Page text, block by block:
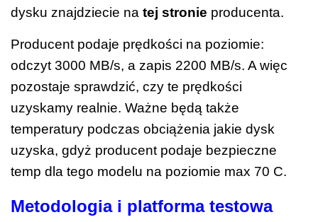
dysku znajdziecie na tej stronie producenta.
Producent podaje prędkości na poziomie:
odczyt 3000 MB/s, a zapis 2200 MB/s. A więc
pozostaje sprawdzić, czy te prędkości
uzyskamy realnie. Ważne będą także
temperatury podczas obciążenia jakie dysk
uzyska, gdyż producent podaje bezpieczne
temp dla tego modelu na poziomie max 70 C.
Metodologia i platforma testowa